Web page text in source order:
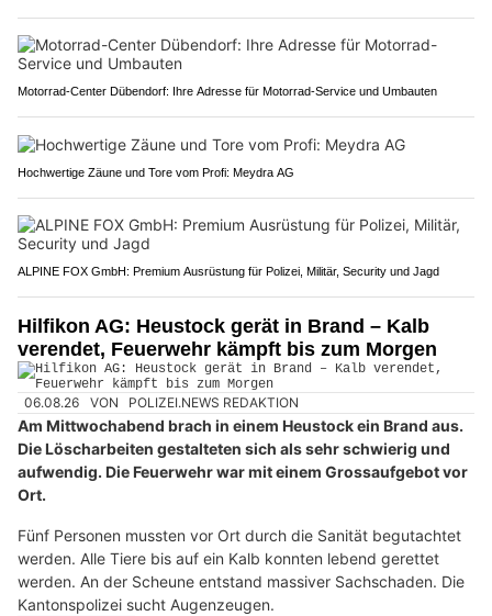
Motorrad-Center Dübendorf: Ihre Adresse für Motorrad-Service und Umbauten
Hochwertige Zäune und Tore vom Profi: Meydra AG
ALPINE FOX GmbH: Premium Ausrüstung für Polizei, Militär, Security und Jagd
Hilfikon AG: Heustock gerät in Brand – Kalb
verendet, Feuerwehr kämpft bis zum Morgen
06.08.26 VON POLIZEI.NEWS REDAKTION
Am Mittwochabend brach in einem Heustock ein Brand aus.
Die Löscharbeiten gestalteten sich als sehr schwierig und
aufwendig. Die Feuerwehr war mit einem Grossaufgebot vor
Ort.
Fünf Personen mussten vor Ort durch die Sanität begutachtet
werden. Alle Tiere bis auf ein Kalb konnten lebend gerettet
werden. An der Scheune entstand massiver Sachschaden. Die
Kantonspolizei sucht Augenzeugen.